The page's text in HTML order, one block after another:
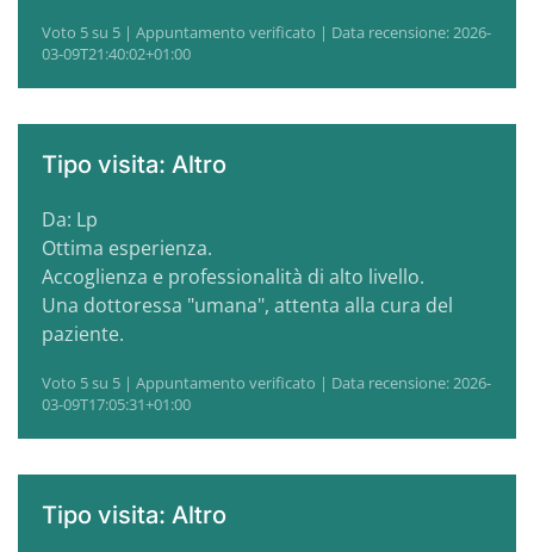
Voto 5 su 5 | Appuntamento verificato | Data recensione: 2026-
03-09T21:40:02+01:00
Tipo visita: Altro
Da: Lp
Ottima esperienza.
Accoglienza e professionalità di alto livello.
Una dottoressa "umana", attenta alla cura del
paziente.
Voto 5 su 5 | Appuntamento verificato | Data recensione: 2026-
03-09T17:05:31+01:00
Tipo visita: Altro